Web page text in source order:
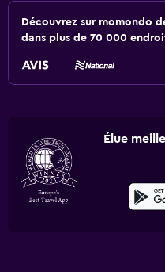
Découvrez sur momondo
dans plus de 70 000
Élue